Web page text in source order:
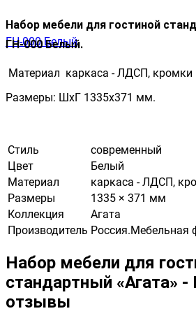
Набор мебели для гостиной
ГН-000 Белый.
Материал каркаса - ЛДСП, кромки
Размеры: ШхГ 1335х371 мм.
Стиль
современный
Цвет
Белый
Материал
каркаса - ЛДСП,
Размеры
1335 × 371 мм
Коллекция
Агата
Производитель Россия.Мебельная
Набор мебели для
стандартный «Агата»
отзывы